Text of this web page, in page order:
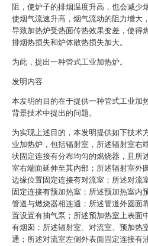
阻，使炉子的排烟温度升高，也会减少
使烟气流速升高，烟气流动的阻力增大
导致加热炉受热面传热效果变差，使得
排烟热损失和炉体散热损失加大。
为此，提出一种管式工业加热炉。
发明内容
本发明的目的在于提供一种管式工业加
背景技术中提出的问题。
为实现上述目的，本发明提供如下技术
业加热炉，包括辐射室，所述辐射室右
状固定连接有分布均匀的燃烧器，且所
室右端面延伸至其内部；所述辐射室外
边缘位置固定连接有对流室；所述对流
固定连接有预加热室；所述预加热室内
管道与燃烧器相连通；所述管道外圆面
置设置有抽气泵；所述预加热室上表面
有烟囱；所述辐射室、对流室、预加热
通；所述对流室左侧外表面固定连接有